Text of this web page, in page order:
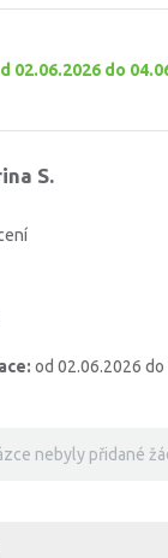
02.06.2026 do
S.
od 02.06.2026
nebyly přidané